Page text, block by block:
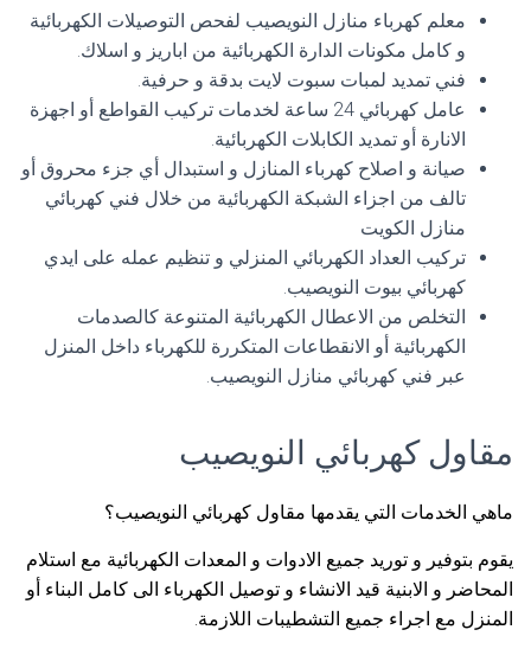
معلم كهرباء منازل النويصيب لفحص التوصيلات الكهربائية
و كامل مكونات الدارة الكهربائية من اباريز و اسلاك.
فني تمديد لمبات سبوت لايت بدقة و حرفية.
عامل كهربائي 24 ساعة لخدمات تركيب القواطع أو اجهزة
الانارة أو تمديد الكابلات الكهربائية.
صيانة و اصلاح كهرباء المنازل و استبدال أي جزء محروق أو
تالف من اجزاء الشبكة الكهربائية من خلال فني كهربائي
منازل الكويت
تركيب العداد الكهربائي المنزلي و تنظيم عمله على ايدي
كهربائي بيوت النويصيب.
التخلص من الاعطال الكهربائية المتنوعة كالصدمات
الكهربائية أو الانقطاعات المتكررة للكهرباء داخل المنزل
عبر فني كهربائي منازل النويصيب.
مقاول كهربائي النويصيب
ماهي الخدمات التي يقدمها مقاول كهربائي النويصيب؟
يقوم بتوفير و توريد جميع الادوات و المعدات الكهربائية مع استلام
المحاضر و الابنية قيد الانشاء و توصيل الكهرباء الى كامل البناء أو
المنزل مع اجراء جميع التشطيبات اللازمة.